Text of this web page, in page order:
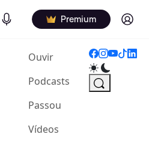
Podcasts Premium Log in
Ouvir(current)
Podcasts
Passou
Vídeos